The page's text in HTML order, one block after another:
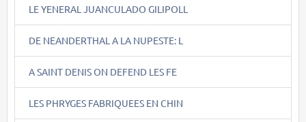
LE YENERAL JUANCULADO GILIPOLL
DE NEANDERTHAL A LA NUPESTE: L
A SAINT DENIS ON DEFEND LES FE
LES PHRYGES FABRIQUEES EN CHIN